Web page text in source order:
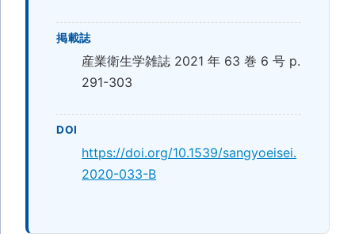
掲載誌
産業衛生学雑誌 2021 年 63 巻 6 号 p.
291-303
DOI
https://doi.org/10.1539/sangyoeisei.
2020-033-B